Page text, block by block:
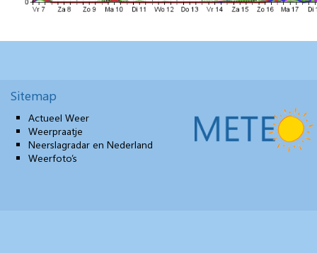
Sitemap
Actueel Weer
Weerpraatje
Neerslagradar en Nederland
Weerfoto’s